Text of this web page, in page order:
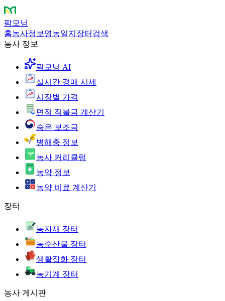
팜모닝
홈농사정보 영농일지 장터 검색
농사 정보
팜모닝 AI
실시간 경매 시세
시장별 가격
면적 직불금 계산기
숨은 보조금
병해충 정보
농사 커리큘럼
농약 정보
농약 비료 계산기
장터
농자재 장터
농수산물 장터
생활잡화 장터
농기계 장터
농사 게시판